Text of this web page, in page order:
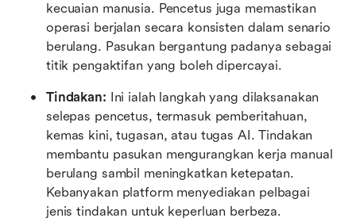
kecuaian manusia. Pencetus juga memastikan
operasi berjalan secara konsisten dalam senario
berulang. Pasukan bergantung padanya sebagai
titik pengaktifan yang boleh dipercayai.
Tindakan: Ini ialah langkah yang dilaksanakan
selepas pencetus, termasuk pemberitahuan,
kemas kini, tugasan, atau tugas AI. Tindakan
membantu pasukan mengurangkan kerja manual
berulang sambil meningkatkan ketepatan.
Kebanyakan platform menyediakan pelbagai
jenis tindakan untuk keperluan berbeza.